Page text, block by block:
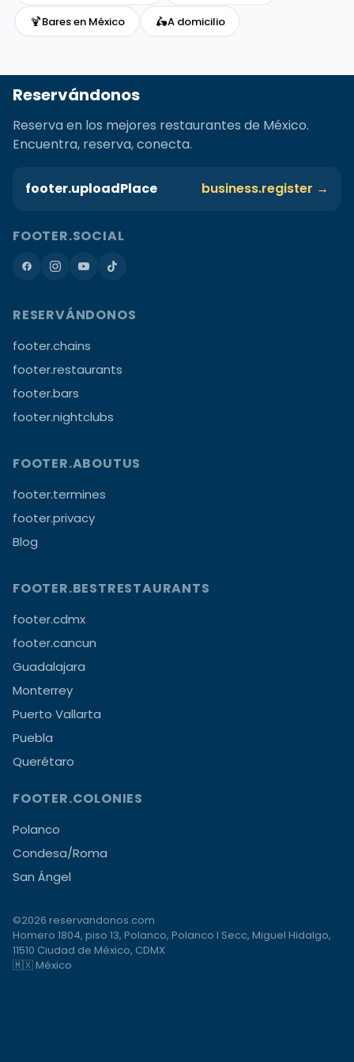
🍹Bares en México 🛵A domicilio
Reservándonos
Reserva en los mejores restaurantes de México.
Encuentra, reserva, conecta.
footer.uploadPlace business.register →
FOOTER.SOCIAL
RESERVÁNDONOS
footer.chains
footer.restaurants
footer.bars
footer.nightclubs
FOOTER.ABOUTUS
footer.termines
footer.privacy
Blog
FOOTER.BESTRESTAURANTS
footer.cdmx
footer.cancun
Guadalajara
Monterrey
Puerto Vallarta
Puebla
Querétaro
FOOTER.COLONIES
Polanco
Condesa/Roma
San Ángel
©2026 reservandonos.com
Homero 1804, piso 13, Polanco, Polanco I Secc, Miguel Hidalgo,
11510 Ciudad de México, CDMX
🇲🇽 México